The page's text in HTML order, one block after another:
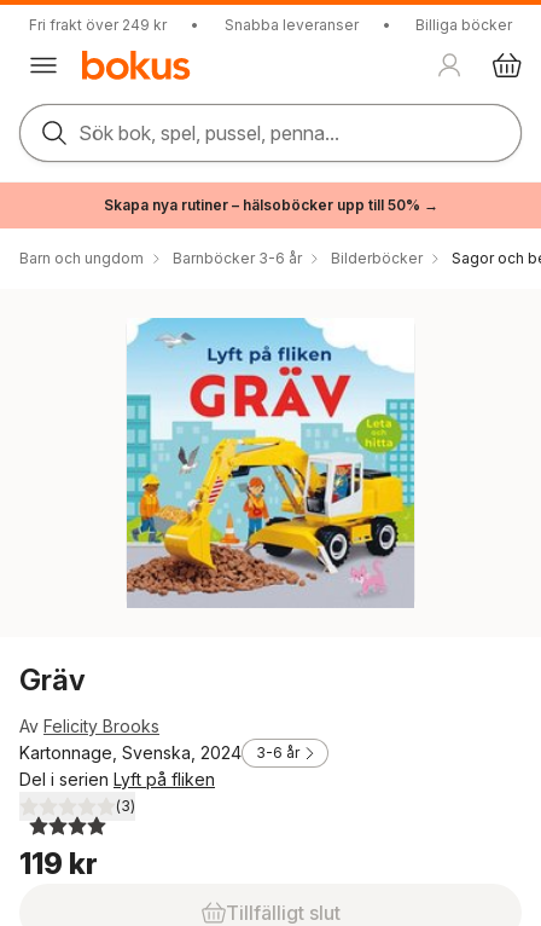
Fri frakt över 249 kr • Snabba leveranser • Billiga böcker
Sök bok, spel, pussel, penna...
Skapa nya rutiner – hälsoböcker upp till 50% →
Barn och ungdom Barnböcker 3-6 år Bilderböcker Sagor och
Gräv
Av Felicity Brooks
Kartonnage, Svenska, 2024
3-6 år
Del i serien Lyft på fliken
4,0utav 5 stjärnor. Totalt antal röster:
(3)
119 kr
Tillfälligt slut